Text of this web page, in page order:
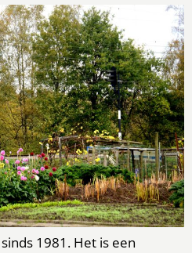
1981. Het is een